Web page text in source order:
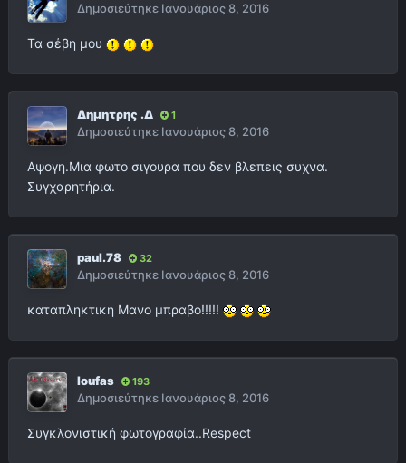
Δημοσιεύτηκε Ιανουάριος 8, 2016
Τα σέβη μου
Δημητρης .Δ 1
Δημοσιεύτηκε Ιανουάριος 8, 2016
Αψογη.Μια φωτο σιγουρα που δεν βλεπεις συχνα.
Συγχαρητήρια.
paul.78 32
Δημοσιεύτηκε Ιανουάριος 8, 2016
καταπληκτικη Μανο μπραβο!!!!!
loufas 193
Δημοσιεύτηκε Ιανουάριος 8, 2016
Συγκλονιστική φωτογραφία..Respect